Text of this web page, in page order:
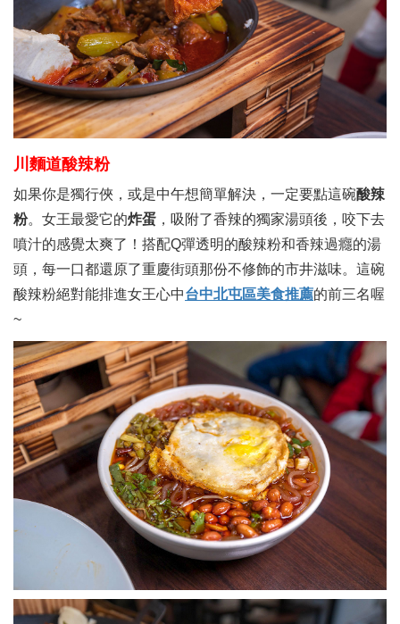
川麵道酸辣粉
如果你是獨行俠，或是中午想簡單解決，一定要點這碗酸辣
粉。女王最愛它的炸蛋 ，吸附了香辣的獨家湯頭後，咬下去
噴汁的感覺太爽了！搭配Q彈透明的酸辣粉和香辣過癮的湯
頭，每一口都還原了重慶街頭那份不修飾的市井滋味。這碗
酸辣粉絕對能排進女王心中台中北屯區美食推薦的前三名喔
~